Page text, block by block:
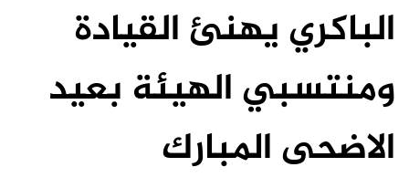
الباكري يهنئ القيادة
ومنتسبي الهيئة بعيد
الاضحى المبارك